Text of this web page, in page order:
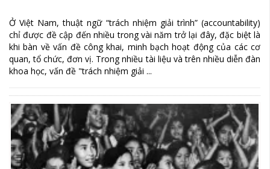
Ở Việt Nam, thuật ngữ “trách nhiệm giải trình” (accountability)
chỉ được đề cập đến nhiều trong vài năm trở lại đây, đặc biệt là
khi bàn về vấn đề công khai, minh bạch hoạt động của các cơ
quan, tổ chức, đơn vị. Trong nhiều tài liệu và trên nhiều diễn đàn
khoa học, vấn đề "trách nhiệm giải ...